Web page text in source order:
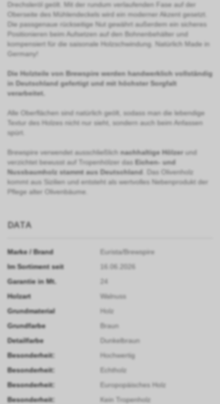
Drechsleröl geölt. Mit der rundum verlaufenden Fase auf der
Oberseite des Mühlendeckels wird ein moderner Akzent gesetzt.
Die passgenaue rückseitige Nut gewährt außerdem ein sicheres
Positionieren beim Aufsetzen auf den Bohnenbehälter und
kompensiert für die saisonale Holzschwindung. Natürlich Made in
Germany!
Die Holzteile von Brewspire werden handwerklich vollständig
in Deutschland gefertigt und mit höchster Sorgfalt
verarbeitet.
Alle Oberflächen sind natürlich geölt, sodass man die lebendige
Textur des Holzes nicht nur sieht, sondern auch beim Anfassen
spürt.
Brewspire verwendet ausschließlich nachhaltige Hölzer und
verzichtet bewusst auf Tropenhölzer das Eichen- und
Nussbaumholz stammt aus Deutschland . Das Olivenholz
kommt aus Sizilien und entsteht als wertvolles Nebenprodukt der
Pflege alter Olivenbäume.
DATA
Marke / Brand
Eurista/Brewspire
Im Sortiment seit
16.06.2026
Garantie in Mt.
24
Holzart
Walnuss
Grundmaterial
Holz
Grundfarbe
Braun
Detailfarbe
Dunkelbraun
Besonderheit:
Hochwertig
Besonderheit:
Echtholz
Besonderheit:
Europopäisches Holz
Besonderheit:
Kein Tropenholz